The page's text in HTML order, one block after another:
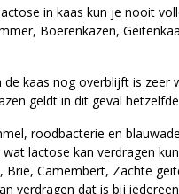
in kaas kun je nooit
Boerenkazen,
de kaas nog overblijft is
geldt in dit geval
roodbacterie en
lactose kan verdragen
Brie, Camembert, Zachte
verdragen dat is bij